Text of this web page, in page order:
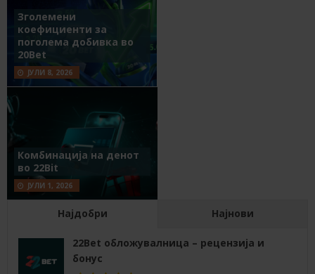
Зголемени
коефициенти за
поголема добивка во
20Bet
ЈУЛИ 8, 2026
Комбинација на денот
во 22Bit
ЈУЛИ 1, 2026
Најдобри Најнови
22Bet обложувалница – рецензија и
бонус